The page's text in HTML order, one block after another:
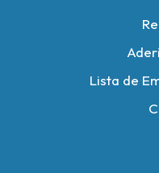
Lista de